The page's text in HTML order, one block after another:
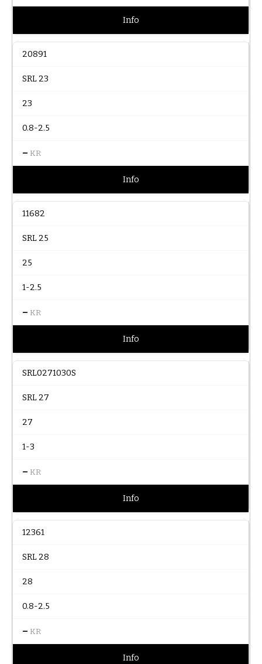
Info
20891
SRL 23
23
0.8-2.5
– KR
Info
11682
SRL 25
25
1-2.5
– KR
Info
SRL0271030S
SRL 27
27
1-3
– KR
Info
12361
SRL 28
28
0.8-2.5
– KR
Info